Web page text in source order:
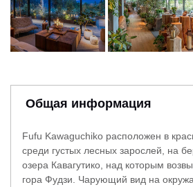
Общая информация
Fufu Kawaguchiko расположен в
среди густых лесных зарослей, на
озера Кавагутико, над которым
гора Фудзи. Чарующий вид на